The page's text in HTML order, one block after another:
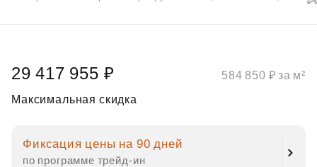
29 417 955 ₽
Максимальная скидка
Фиксация цены на 90 дней
по программе трейд‑ин
584 850 ₽ за м²